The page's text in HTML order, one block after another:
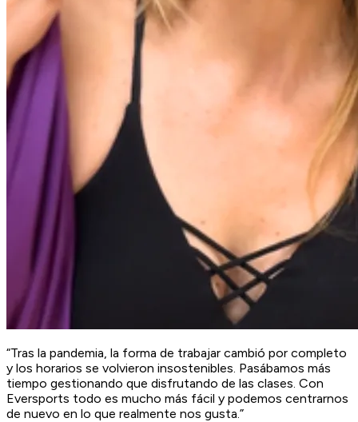
“Tras la pandemia, la forma de trabajar cambió por completo
y los horarios se volvieron insostenibles. Pasábamos más
tiempo gestionando que disfrutando de las clases. Con
Eversports todo es mucho más fácil y podemos centrarnos
de nuevo en lo que realmente nos gusta.”